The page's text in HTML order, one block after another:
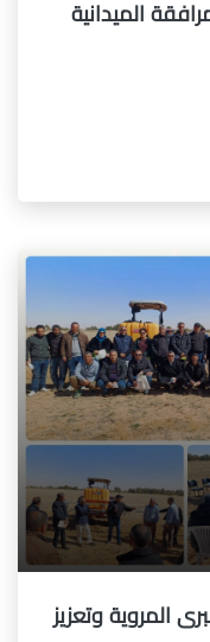
الميدانية
المروية وتعزيز